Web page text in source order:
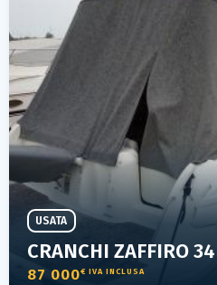
CRANCHI ZAFFIRO 34
87 000€ IVA INCLUSA
USATA